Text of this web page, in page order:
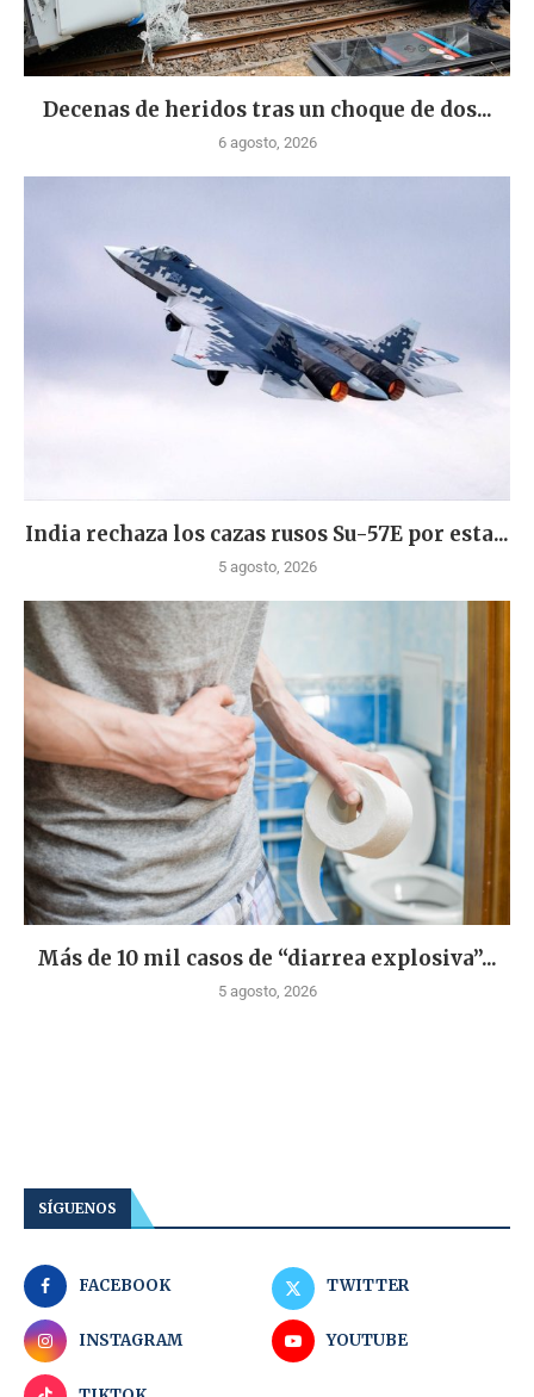
Decenas de heridos tras un choque de dos...
6 agosto, 2026
India rechaza los cazas rusos Su-57E por esta...
5 agosto, 2026
Más de 10 mil casos de “diarrea explosiva”...
5 agosto, 2026
SÍGUENOS
FACEBOOK TWITTER
INSTAGRAM YOUTUBE